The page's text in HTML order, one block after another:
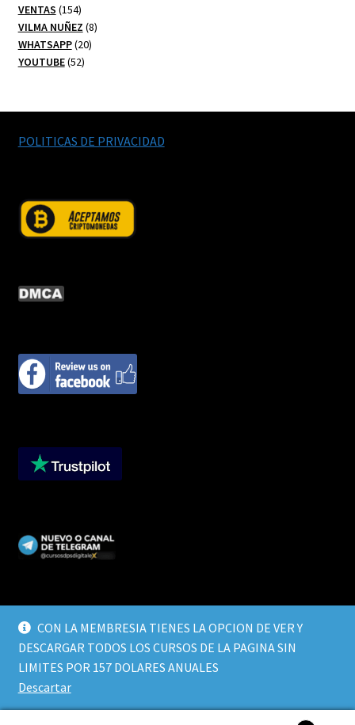
CON LA MEMBRESIA TIENES LA OPCION DE VER Y
DESCARGAR TODOS LOS CURSOS DE LA PAGINA SIN
LIMITES POR 157 DOLARES ANUALES
Descartar
VENTAS 154154
productos
VILMA NUÑEZ 88
WHATSAPP 2020
YOUTUBE 5252
POLITICAS DE PRIVACIDAD
© CURSOS DIGITALEX 2026
TERMINOS Y CONDICIONES
Built with WooCommerce